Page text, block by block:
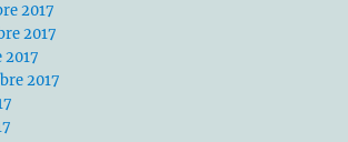
2017
2017
2017
2017